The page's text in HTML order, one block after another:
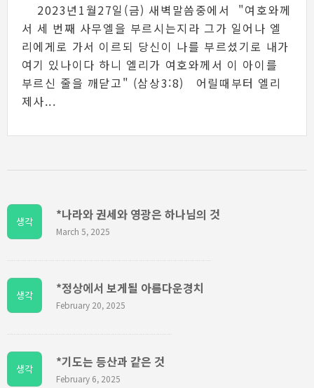
2023년1월27일(금) 새벽말씀중에서 "여호와께
서 세 번째 사무엘을 부르시는지라 그가 일어나 엘
리에게로 가서 이르되 당신이 나를 부르셨기로 내가
여기 있나이다 하니 엘리가 여호와께서 이 아이를
부르신 줄을 깨닫고" (삼상3:8) 어릴때부터 엘리
제사...
생각 *나라와 권세와 영광은 하나님의 것
March 5, 2025
생각 *정상에서 보게될 아름다운경치
February 20, 2025
생각 *기도는 등산과 같은 것
February 6, 2025